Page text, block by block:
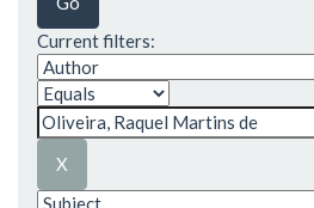
Current filters: